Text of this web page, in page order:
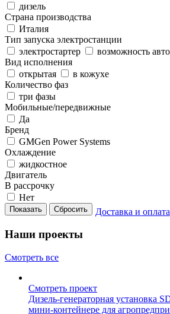
дизель
Страна производства
Италия
Тип запуска электростанции
электростартер
возможность
Вид исполнения
открытая
в кожухе
Количество фаз
три фазы
Мобильные/передвижные
Да
Бренд
GMGen Power Systems
Охлаждение
жидкостное
Двигатель
В рассрочку
Нет
Сбросить Доставка и оплата
Наши проекты
Смотреть все
Смотреть проект
Дизель-генераторная установка
мини-контейнере для